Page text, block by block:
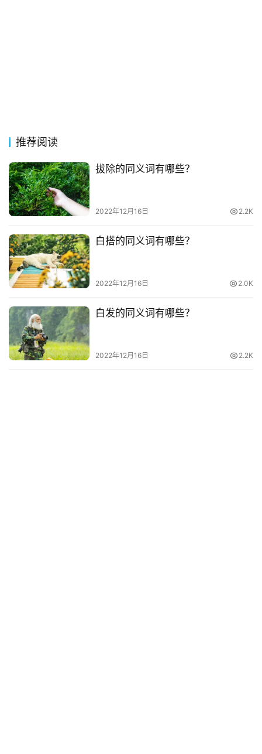
用
贺
词
网
络
词
电
影
词
其
他
推荐阅读
拔除的同义词有哪些？
2022年12月16日 2.2K
白搭的同义词有哪些？
2022年12月16日 2.0K
白发的同义词有哪些？
2022年12月16日 2.2K